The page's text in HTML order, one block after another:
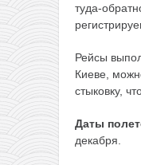
туда-
Рейсы
Киеве,
стыковку,
Даты
декабря.